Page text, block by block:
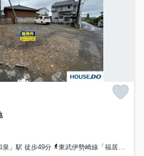
泉」駅 徒歩49分
東武伊勢崎線「福居」駅 徒歩56分